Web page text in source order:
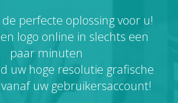
perfecte oplossing voor u!
logo online in slechts een
paar minuten
uw hoge resolutie grafische
uw gebruikersaccount!